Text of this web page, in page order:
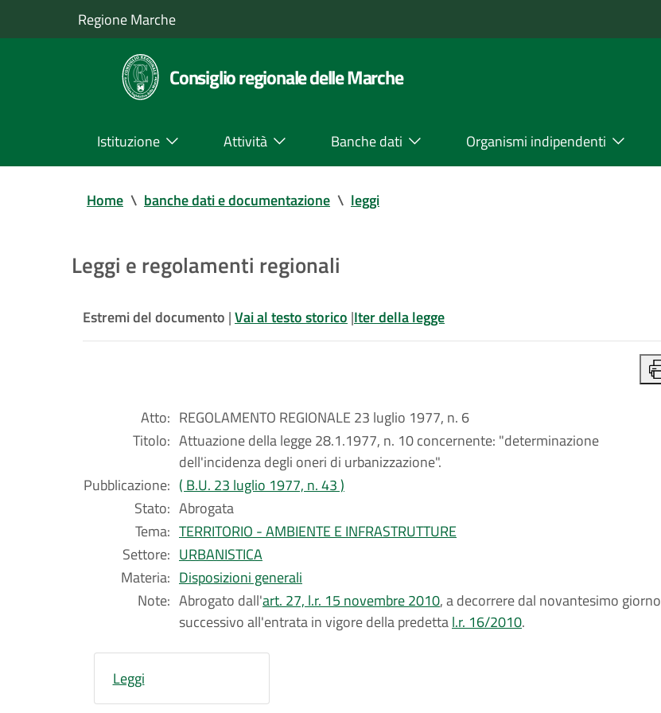
Regione Marche
Consiglio regionale delle Marche
Istituzione Attività Banche dati Organismi indipendenti
Home \ banche dati e documentazione \ leggi
Leggi e regolamenti regionali
Estremi del documento |Vai al testo storico |Iter della legge
Atto: REGOLAMENTO REGIONALE 23 luglio 1977, n. 6
Titolo: Attuazione della legge 28.1.1977, n. 10 concernente: "determinazione
dell'incidenza degli oneri di urbanizzazione".
Pubblicazione: ( B.U. 23 luglio 1977, n. 43 )
Stato: Abrogata
Tema: TERRITORIO - AMBIENTE E INFRASTRUTTURE
Settore: URBANISTICA
Materia: Disposizioni generali
Note: Abrogato dall'art. 27, l.r. 15 novembre 2010, a decorrere dal novantesimo giorno
successivo all'entrata in vigore della predettal.r. 16/2010.
Leggi